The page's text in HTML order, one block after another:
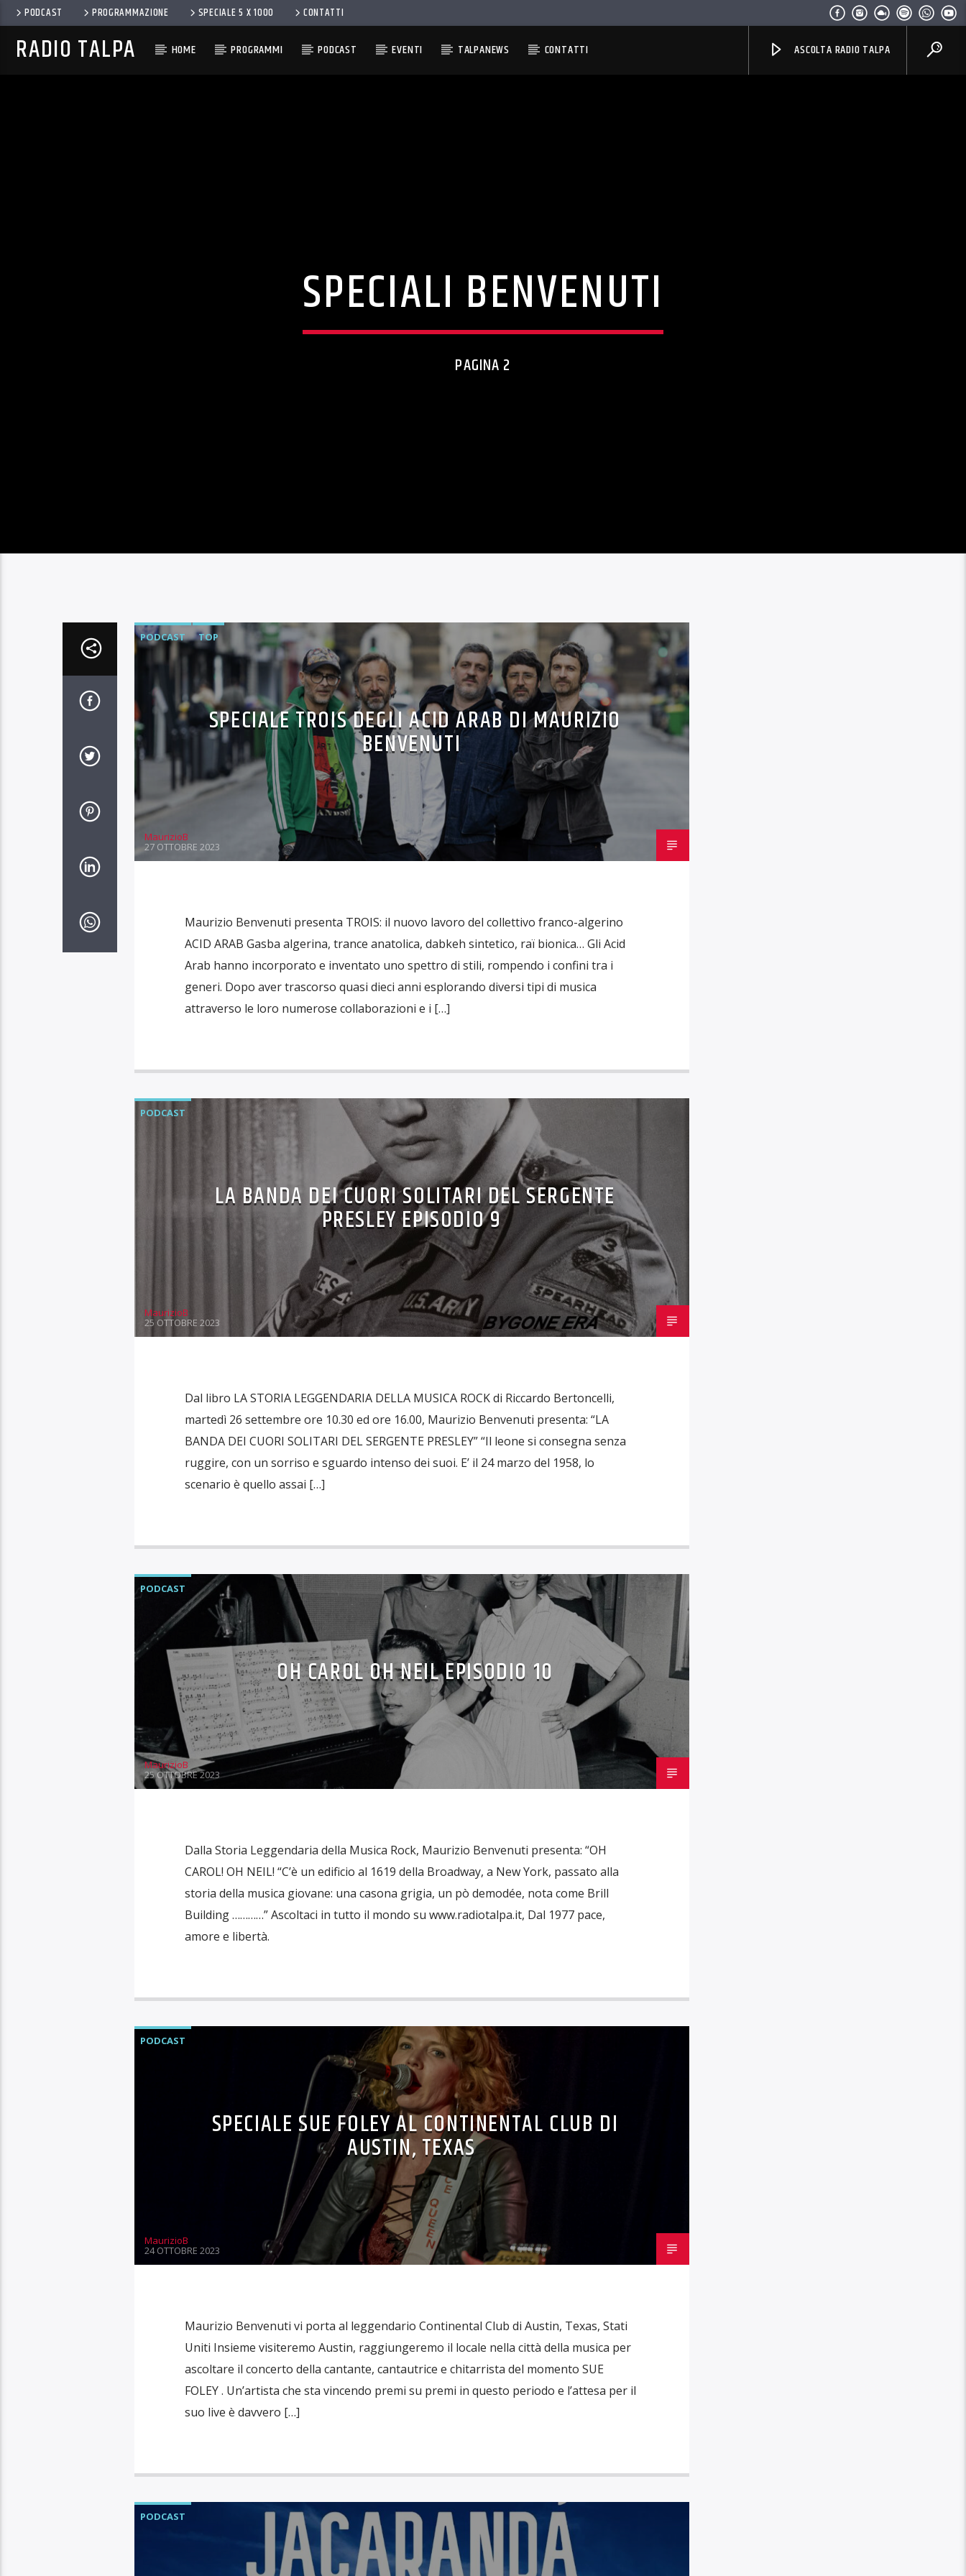
PODCAST PROGRAMMAZIONE SPECIALE 5 X 1000 CONTATTI
RADIO TALPA HOME PROGRAMMI PODCAST EVENTI TALPANEWS CONTATTI ASCOLTA RADIO TALPA
SPECIALI BENVENUTI
PAGINA 2
PODCAST TOP
SPECIALE TROIS DEGLI ACID ARAB DI MAURIZIO
BENVENUTI
MaurizioB
27 OTTOBRE 2023
Maurizio Benvenuti presenta TROIS: il nuovo lavoro del collettivo franco-algerino
ACID ARAB Gasba algerina, trance anatolica, dabkeh sintetico, raï bionica… Gli Acid
Arab hanno incorporato e inventato uno spettro di stili, rompendo i confini tra i
generi. Dopo aver trascorso quasi dieci anni esplorando diversi tipi di musica
attraverso le loro numerose collaborazioni e i […]
PODCAST
LA BANDA DEI CUORI SOLITARI DEL SERGENTE
PRESLEY EPISODIO 9
MaurizioB
25 OTTOBRE 2023
Dal libro LA STORIA LEGGENDARIA DELLA MUSICA ROCK di Riccardo Bertoncelli,
martedì 26 settembre ore 10.30 ed ore 16.00, Maurizio Benvenuti presenta: “LA
BANDA DEI CUORI SOLITARI DEL SERGENTE PRESLEY” “Il leone si consegna senza
ruggire, con un sorriso e sguardo intenso dei suoi. E’ il 24 marzo del 1958, lo
scenario è quello assai […]
PODCAST
OH CAROL OH NEIL EPISODIO 10
MaurizioB
25 OTTOBRE 2023
Dalla Storia Leggendaria della Musica Rock, Maurizio Benvenuti presenta: “OH
CAROL! OH NEIL! “C’è un edificio al 1619 della Broadway, a New York, passato alla
storia della musica giovane: una casona grigia, un pò demodée, nota come Brill
Building …………” Ascoltaci in tutto il mondo su www.radiotalpa.it, Dal 1977 pace,
amore e libertà.
PODCAST
SPECIALE SUE FOLEY AL CONTINENTAL CLUB DI
AUSTIN, TEXAS
MaurizioB
24 OTTOBRE 2023
Maurizio Benvenuti vi porta al leggendario Continental Club di Austin, Texas, Stati
Uniti Insieme visiteremo Austin, raggiungeremo il locale nella città della musica per
ascoltare il concerto della cantante, cantautrice e chitarrista del momento SUE
FOLEY . Un’artista che sta vincendo premi su premi in questo periodo e l’attesa per il
suo live è davvero […]
PODCAST